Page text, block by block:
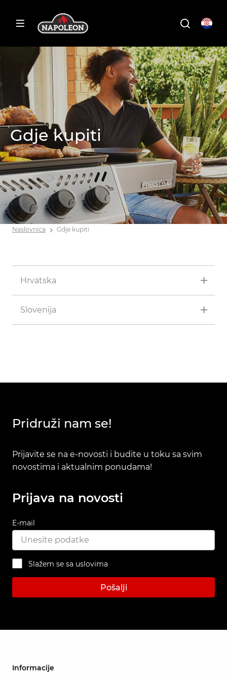
Gdje kupiti
Naslovnica Gdje kupiti
Hrvatska
Slovenija
Pridruži nam se!
Prijavite se na e-novosti i budite u toku sa svim
novostima i aktualnim ponudama!
Prijava na novosti
E-mail
Slažem se sa uslovima
Pošalji
Informacije